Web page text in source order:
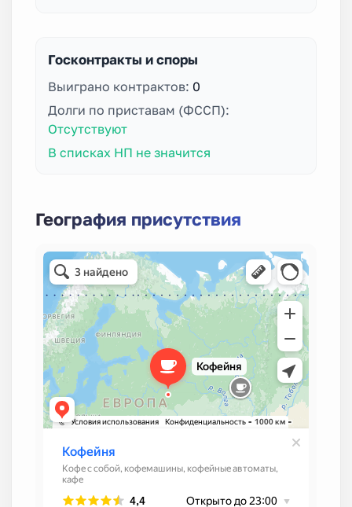
Госконтракты и споры
Выиграно контрактов: 0
Долги по приставам (ФССП):
Отсутствуют
В списках НП не значится
География присутствия